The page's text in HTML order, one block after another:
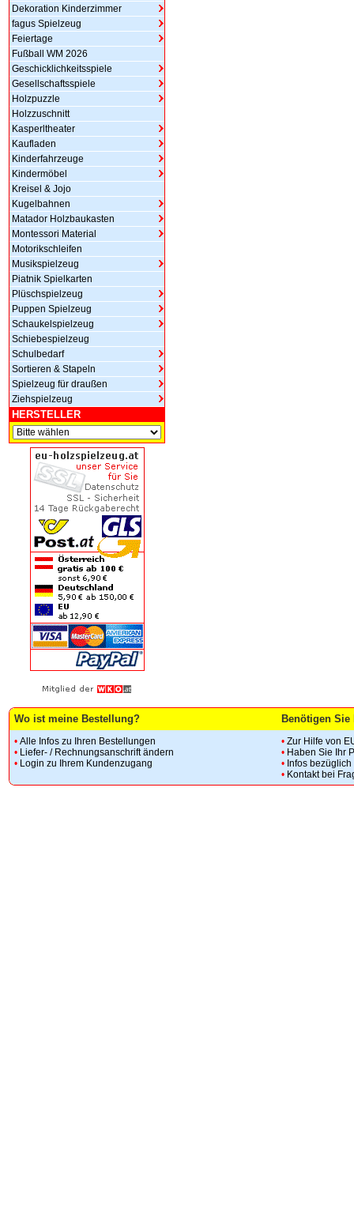
Dekoration Kinderzimmer
fagus Spielzeug
Feiertage
Fußball WM 2026
Geschicklichkeitsspiele
Gesellschaftsspiele
Holzpuzzle
Holzzuschnitt
Kasperltheater
Kaufladen
Kinderfahrzeuge
Kindermöbel
Kreisel & Jojo
Kugelbahnen
Matador Holzbaukasten
Montessori Material
Motorikschleifen
Musikspielzeug
Piatnik Spielkarten
Plüschspielzeug
Puppen Spielzeug
Schaukelspielzeug
Schiebespielzeug
Schulbedarf
Sortieren & Stapeln
Spielzeug für draußen
Ziehspielzeug
HERSTELLER
Wo ist meine Bestellung? Benötigen Sie
• Alle Infos zu Ihren Bestellungen
• Liefer- / Rechnungsanschrift ändern
• Login zu Ihrem Kundenzugang
• Zur Hilfe von
• Haben Sie Ihr
• Infos
• Kontakt bei